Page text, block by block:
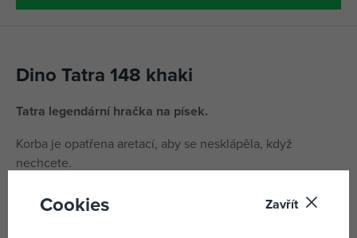
Dino Tatra 148 khaki
Tatra legendární hračka na písek.
Korba je opatřena aretací, aby se nesklápěla, když
nechcete.
Nosnost 100kg
Rozměry auta: 72 x 27 x 30 cm
Cookies Zavřít